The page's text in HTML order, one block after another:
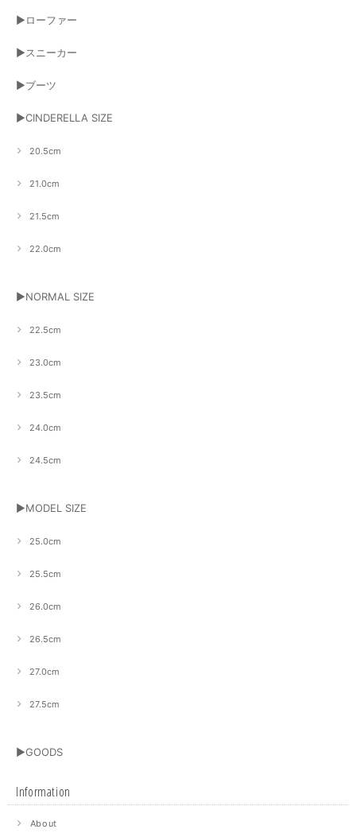
▶ローファー
▶スニーカー
▶ブーツ
▶CINDERELLA SIZE
20.5cm
21.0cm
21.5cm
22.0cm
▶NORMAL SIZE
22.5cm
23.0cm
23.5cm
24.0cm
24.5cm
▶MODEL SIZE
25.0cm
25.5cm
26.0cm
26.5cm
27.0cm
27.5cm
▶GOODS
Information
About